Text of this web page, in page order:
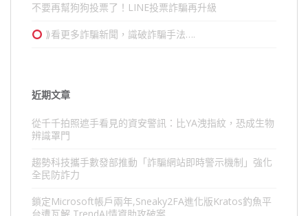
不要再幫狗狗投票了！LINE投票詐騙再升級
⟫看更多詐騙新聞，識破詐騙手法….
近期文章
從千千拍照遮手看見的資安警訊：比YA洩指紋，恐成生物
辨識罩門
趨勢科技攜手數發部推動「詐騙網站即時警示機制」強化
全民防詐力
鎖定Microsoft帳戶兩年,Sneaky2FA進化版Kratos釣魚平